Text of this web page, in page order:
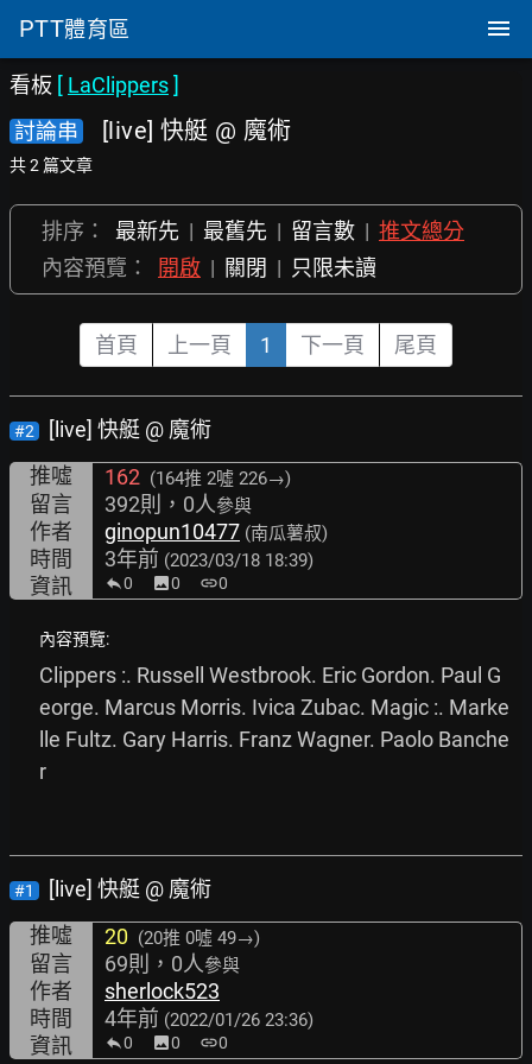
PTT體育區
看板 [ LaClippers]
討論串
[live] 快艇 @ 魔術
共 2 篇文章
排序： 最新先 | 最舊先 | 留言數 | 推文總分
內容預覽：
開啟 | 關閉 | 只限未讀
首頁 上一頁 1 下一頁 尾頁
#2
[live] 快艇 @ 魔術
推噓
162 (164推 2噓 226→)
留言 392則，0人參與
作者 ginopun10477 (南瓜薯叔)
時間 3年前 (2023/03/18 18:39)
資訊 0 image0 link0
內容預覽:
Clippers :. Russell Westbrook. Eric Gordon. Paul G
eorge. Marcus Morris. Ivica Zubac. Magic :. Marke
lle Fultz. Gary Harris. Franz Wagner. Paolo Banche
r
#1
[live] 快艇 @ 魔術
推噓
20 (20推 0噓 49→)
留言 69則，0人參與
作者
sherlock523
時間
4年前 (2022/01/26 23:36)
資訊 0 image0 link0